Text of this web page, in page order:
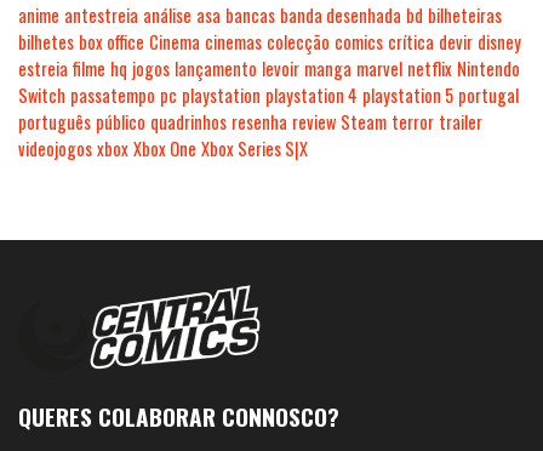
anime antestreia análise asa bancas banda desenhada bd bilheteiras
bilhetes box office Cinema cinemas colecção comics crítica devir disney
estreia filme hq jogos lançamento levoir manga marvel netflix Nintendo
Switch passatempo pc playstation playstation 4 playstation 5 portugal
português público quadrinhos resenha review Steam terror trailer
videojogosxboxXbox One Xbox Series S|X
QUERES COLABORAR CONNOSCO?